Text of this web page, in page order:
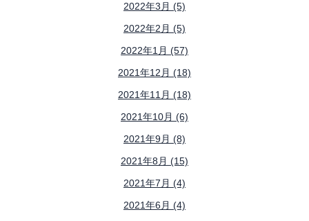
2022年3月 (5)
2022年2月 (5)
2022年1月 (57)
2021年12月 (18)
2021年11月 (18)
2021年10月 (6)
2021年9月 (8)
2021年8月 (15)
2021年7月 (4)
2021年6月 (4)